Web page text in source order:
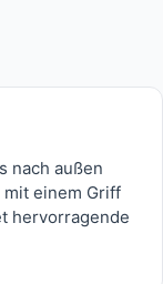
nach außen
einem Griff
hervorragende